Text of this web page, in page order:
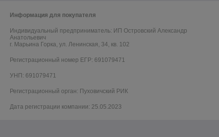
Информация для покупателя
Индивидуальный предприниматель: ИП Островский Александр
Анатольевич
г. Марьина Горка, ул. Ленинская, 34, кв. 102
Регистрационный номер ЕГР: 691079471
УНП: 691079471
Регистрационный орган: Пуховичский РИК
Дата регистрации компании: 25.05.2023